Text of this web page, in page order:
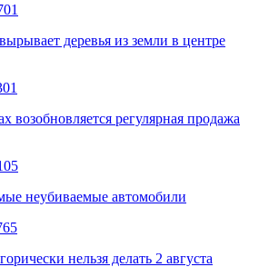
деревья из земли в центре
возобновляется регулярная продажа
неубиваемые автомобили
нельзя делать 2 августа